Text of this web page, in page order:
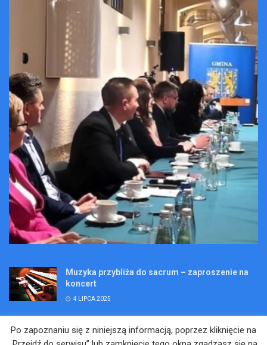
Muzyka przybliża do sacrum – zaproszenie na
koncert
4 LIPCA 2025
Kopalniane Ekspedycje
Po zapoznaniu się z niniejszą informacją, poprzez kliknięcie na